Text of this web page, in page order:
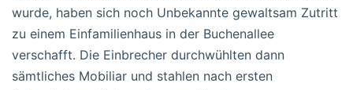
wurde, haben sich noch Unbekannte gewaltsam Zutritt
zu einem Einfamilienhaus in der Buchenallee
verschafft. Die Einbrecher durchwühlten dann
sämtliches Mobiliar und stahlen nach ersten